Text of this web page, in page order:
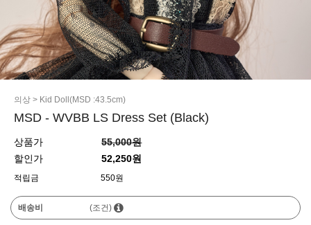
의상 > Kid Doll(MSD :43.5cm)
MSD - WVBB LS Dress Set (Black)
상품가
55,000원
할인가
52,250원
적립금 550원
배송비 (조건)